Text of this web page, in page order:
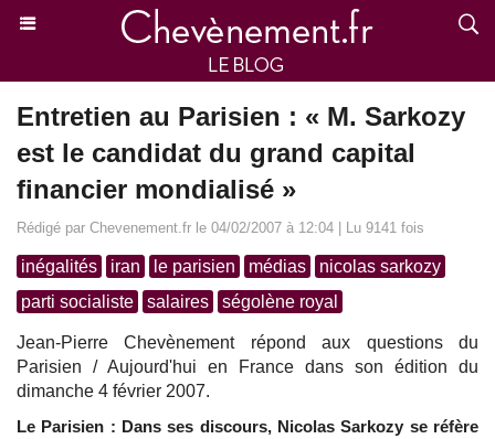
Entretien au Parisien : « M. Sarkozy
est le candidat du grand capital
financier mondialisé »
Rédigé par Chevenement.fr le 04/02/2007 à 12:04 | Lu 9141 fois
inégalités iran le parisien médias
nicolas sarkozy
parti socialiste
salaires ségolène royal
Jean-Pierre Chevènement répond aux questions du
Parisien / Aujourd'hui en France dans son édition du
dimanche 4 février 2007.
Le Parisien : Dans ses discours, Nicolas Sarkozy se réfère